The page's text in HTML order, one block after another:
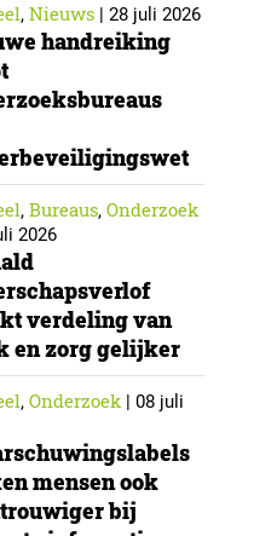
, Nieuws | 28 juli 2026
handreiking
, Bureaus, Onderzoek
2026
verdeling van
en zorg gelijker
, Onderzoek| 08 juli
mensen ook
bij